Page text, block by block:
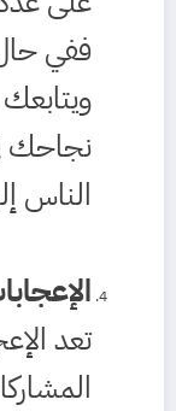
نجاحك
الناس
تعد